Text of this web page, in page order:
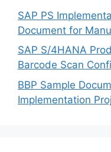
SAP PS
Document for
SAP S/4HANA
Barcode Scan
BBP Sample
Implementation